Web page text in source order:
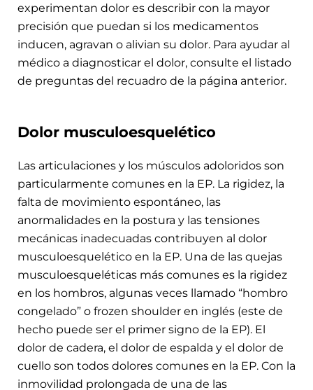
experimentan dolor es describir con la mayor
precisión que puedan si los medicamentos
inducen, agravan o alivian su dolor. Para ayudar al
médico a diagnosticar el dolor, consulte el listado
de preguntas del recuadro de la página anterior.
Dolor musculoesquelético
Las articulaciones y los músculos adoloridos son
particularmente comunes en la EP. La rigidez, la
falta de movimiento espontáneo, las
anormalidades en la postura y las tensiones
mecánicas inadecuadas contribuyen al dolor
musculoesquelético en la EP. Una de las quejas
musculoesqueléticas más comunes es la rigidez
en los hombros, algunas veces llamado “hombro
congelado” o frozen shoulder en inglés (este de
hecho puede ser el primer signo de la EP). El
dolor de cadera, el dolor de espalda y el dolor de
cuello son todos dolores comunes en la EP. Con la
inmovilidad prolongada de una de las